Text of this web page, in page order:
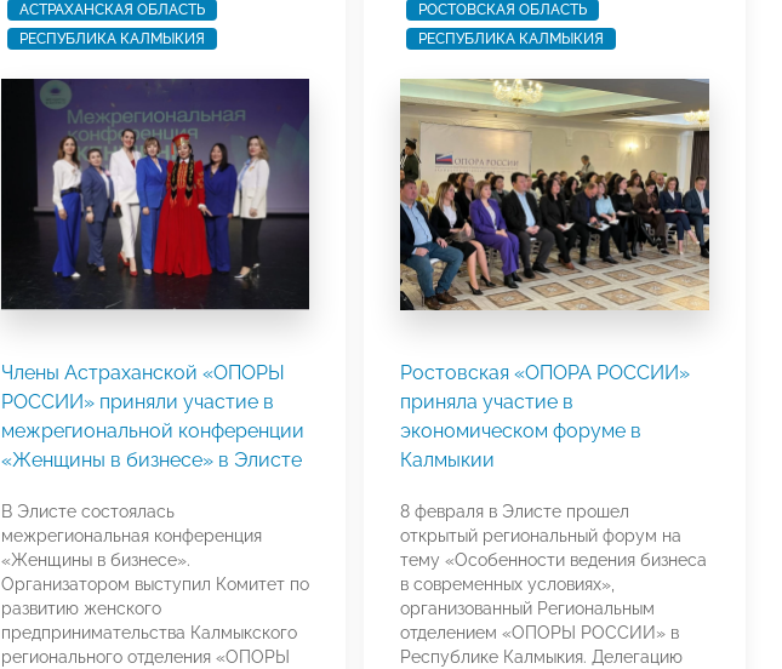
АСТРАХАНСКАЯ ОБЛАСТЬ
РЕСПУБЛИКА КАЛМЫКИЯ
Члены Астраханской «ОПОРЫ
РОССИИ» приняли участие в
межрегиональной конференции
«Женщины в бизнесе» в Элисте
В Элисте состоялась
межрегиональная конференция
«Женщины в бизнесе».
Организатором выступил Комитет по
развитию женского
предпринимательства Калмыкского
регионального отделения «ОПОРЫ
РОСТОВСКАЯ ОБЛАСТЬ
РЕСПУБЛИКА КАЛМЫКИЯ
Ростовская «ОПОРА РОССИИ»
приняла участие в
экономическом форуме в
Калмыкии
8 февраля в Элисте прошел
открытый региональный форум на
тему «Особенности ведения бизнеса
в современных условиях»,
организованный Региональным
отделением «ОПОРЫ РОССИИ» в
Республике Калмыкия. Делегацию